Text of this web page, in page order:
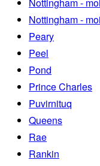
Nottingham -
Nottingham -
Peary
Peel
Pond
Prince Charles
Puvirnituq
Queens
Rae
Rankin